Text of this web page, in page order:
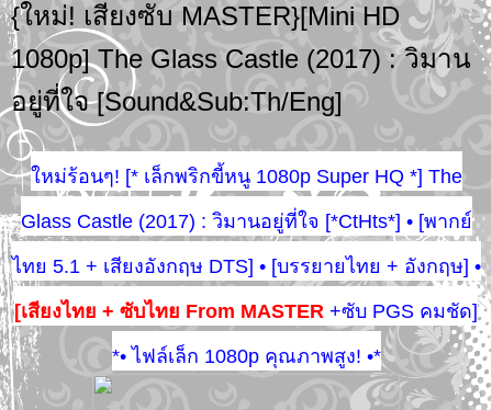
{ใหม่! เสียงซับ MASTER}[Mini HD
1080p] The Glass Castle (2017) : วิมาน
อยู่ที่ใจ [Sound&Sub:Th/Eng]
ใหม่ร้อนๆ! [* เล็กพริกขี้หนู 1080p Super HQ *] The
Glass Castle (2017) : วิมานอยู่ที่ใจ [*CtHts*] • [พากย์
ไทย 5.1 + เสียงอังกฤษ DTS] • [บรรยายไทย + อังกฤษ] •
[เสียงไทย + ซับไทย From MASTER +ซับ PGS คมชัด]
*• ไฟล์เล็ก 1080p คุณภาพสูง! •*